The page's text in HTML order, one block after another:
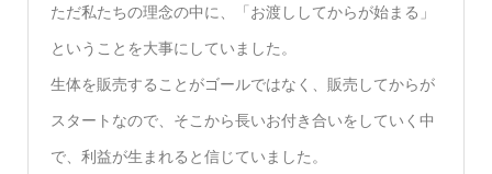
ただ私たちの理念の中に、「お渡ししてからが始まる」
ということを大事にしていました。
生体を販売することがゴールではなく、販売してからが
スタートなので、そこから長いお付き合いをしていく中
で、利益が生まれると信じていました。